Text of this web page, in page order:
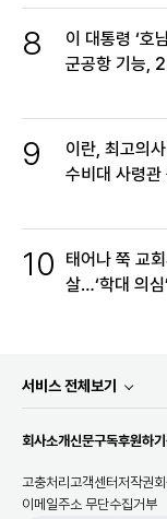
8
이 대통령 ‘호
군공항 기능,
9
이란, 최고의
수비대 사령관
10
태어나 쭉 교
살…‘학대 의
서비스 전체보기
회사소개신문구독후원하기
고충처리 고객센터저작권
이메일주소 무단수집거부